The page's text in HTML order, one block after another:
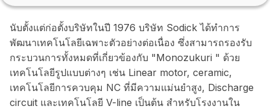
นับตั้งแต่ก่อตั้งบริษัทในปี 1976 บริษัท Sodick ได้ทำการ
พัฒนาเทคโนโลยีเฉพาะตัวอย่างต่อเนื่อง ซึ่งสามารถรองรับ
กระบวนการทั้งหมดที่เกี่ยวข้องกับ "Monozukuri " ด้วย
เทคโนโลยีรูปแบบต่างๆ เช่น Linear motor, ceramic,
เทคโนโลยีการควบคุม NC ที่มีความแม่นยำสูง, Discharge
circuit และเทคโนโลยี V-line เป็นต้น สำหรับโรงงานใน